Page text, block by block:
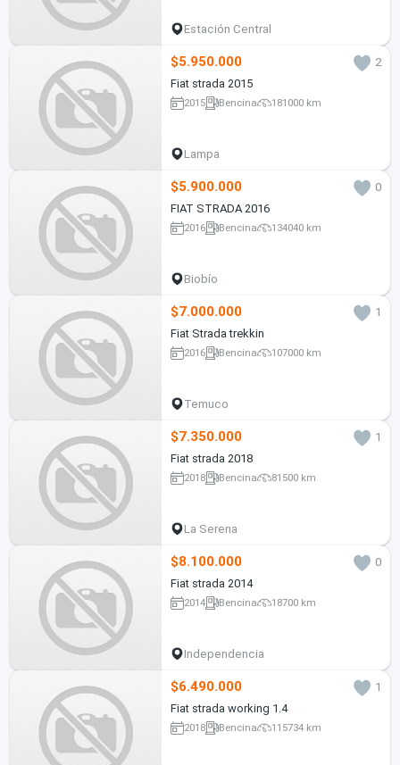
Estación Central
$5.950.000
2
Fiat strada 2015
2015 Bencina 181000 km
Lampa
$5.900.000
0
FIAT STRADA 2016
2016 Bencina 134040 km
Biobío
$7.000.000
1
Fiat Strada trekkin
2016 Bencina 107000 km
Temuco
$7.350.000
1
Fiat strada 2018
2018 Bencina 81500 km
La Serena
$8.100.000
0
Fiat strada 2014
2014 Bencina 18700 km
Independencia
$6.490.000
1
Fiat strada working 1.4
2018 Bencina 115734 km